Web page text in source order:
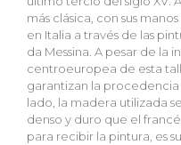
más clásica, con sus
en Italia a través de las
da Messina. A pesar de la
centroeuropea de esta
garantizan la procedencia
lado, la madera utilizada
denso y duro que el
para recibir la pintura, es